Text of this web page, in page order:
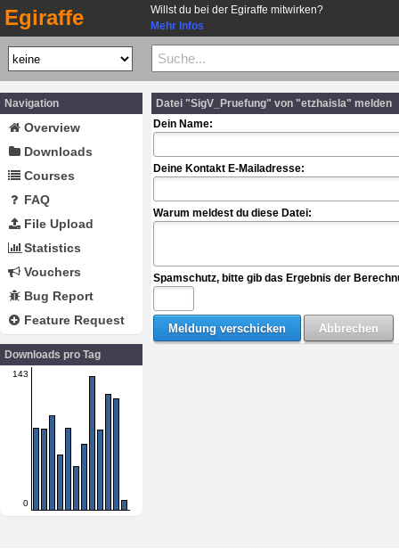
Egiraffe
Willst du bei der Egiraffe mitwirken?
Mehr Infos
Navigation
Overview
Downloads
Courses
FAQ
File Upload
Statistics
Vouchers
Bug Report
Feature Request
Downloads pro Tag
143
0
Datei "SigV_Pruefung" von "etzhaisla" melden
Dein Name:
Deine Kontakt E-Mailadresse:
Warum meldest du diese Datei:
Spamschutz, bitte gib das Ergebnis der